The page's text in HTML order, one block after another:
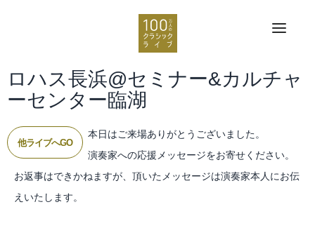
ロハス長浜@セミナー&カルチャ
ーセンター臨湖
他ライブへGO
本日はご来場ありがとうございました。
演奏家への応援メッセージをお寄せください。
お返事はできかねますが、頂いたメッセージは演奏家本人にお伝
えいたします。